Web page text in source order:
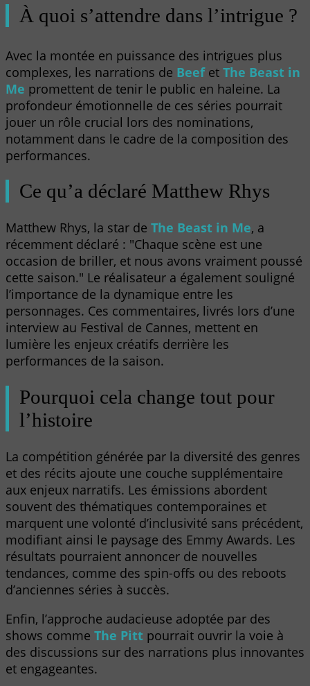
À quoi s’attendre dans l’intrigue ?
Avec la montée en puissance des intrigues plus
complexes, les narrations de Beefet The Beast in
Me promettent de tenir le public en haleine. La
profondeur émotionnelle de ces séries pourrait
jouer un rôle crucial lors des nominations,
notamment dans le cadre de la composition des
performances.
Ce qu’a déclaré Matthew Rhys
Matthew Rhys, la star de The Beast in Me, a
récemment déclaré : "Chaque scène est une
occasion de briller, et nous avons vraiment poussé
cette saison." Le réalisateur a également souligné
l’importance de la dynamique entre les
personnages. Ces commentaires, livrés lors d’une
interview au Festival de Cannes, mettent en
lumière les enjeux créatifs derrière les
performances de la saison.
Pourquoi cela change tout pour
l’histoire
La compétition générée par la diversité des genres
et des récits ajoute une couche supplémentaire
aux enjeux narratifs. Les émissions abordent
souvent des thématiques contemporaines et
marquent une volonté d’inclusivité sans précédent,
modifiant ainsi le paysage des Emmy Awards. Les
résultats pourraient annoncer de nouvelles
tendances, comme des spin-offs ou des reboots
d’anciennes séries à succès.
Enfin, l’approche audacieuse adoptée par des
shows comme The Pitt pourrait ouvrir la voie à
des discussions sur des narrations plus innovantes
et engageantes.